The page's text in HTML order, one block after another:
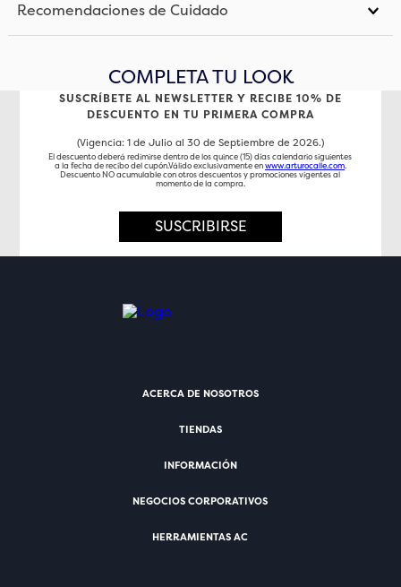
Recomendaciones de Cuidado
COMPLETA TU LOOK
SUSCRÍBETE AL NEWSLETTER Y RECIBE 10% DE
DESCUENTO EN TU PRIMERA COMPRA
(Vigencia: 1 de Julio al 30 de Septiembre de 2026.)
El descuento deberá redimirse dentro de los quince (15) días calendario siguientes
a la fecha de recibo del cupón.Válido exclusivamente enwww.arturocalle.com.
Descuento NO acumulable con otros descuentos y promociones vigentes al
momento de la compra.
SUSCRIBIRSE
ACERCA DE NOSOTROS
TIENDAS
INFORMACIÓN
NEGOCIOS CORPORATIVOS
HERRAMIENTAS AC